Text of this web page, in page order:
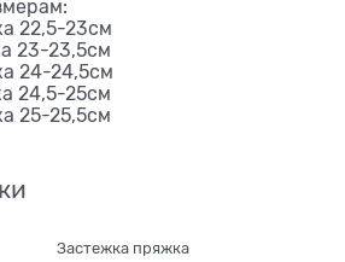
22,5-23см
23-23,5см
24-24,5см
24,5-25см
25-25,5см
Застежка пряжка